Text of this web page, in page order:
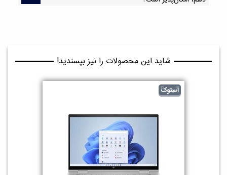
شاید این محصولات را نیز بپسندید!
گرید B
استوک